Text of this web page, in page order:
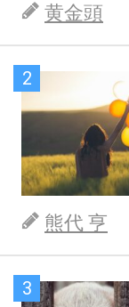
黄金頭
2
熊代 亨
3